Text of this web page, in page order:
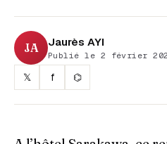
JA Jaurès AYI
Publié le 2 février
𝕏 f ⌬